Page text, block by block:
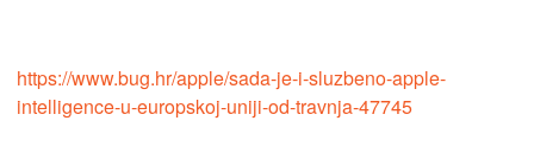
https://www.bug.hr/apple/sada-je-i-sluzbeno-apple-
intelligence-u-europskoj-uniji-od-travnja-47745